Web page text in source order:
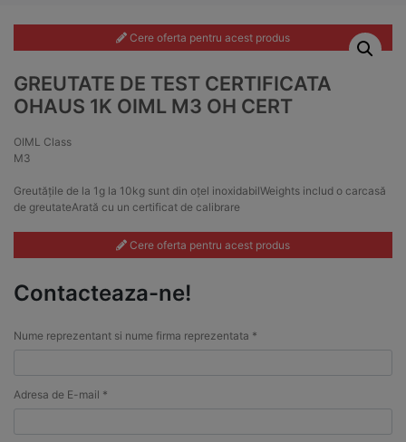
Cere oferta pentru acest produs
GREUTATE DE TEST CERTIFICATA
OHAUS 1K OIML M3 OH CERT
OIML Class
M3
Greutățile de la 1g la 10kg sunt din oțel inoxidabilWeights includ o carcasă
de greutateArată cu un certificat de calibrare
Cere oferta pentru acest produs
Contacteaza-ne!
Nume reprezentant si nume firma reprezentata *
Adresa de E-mail *